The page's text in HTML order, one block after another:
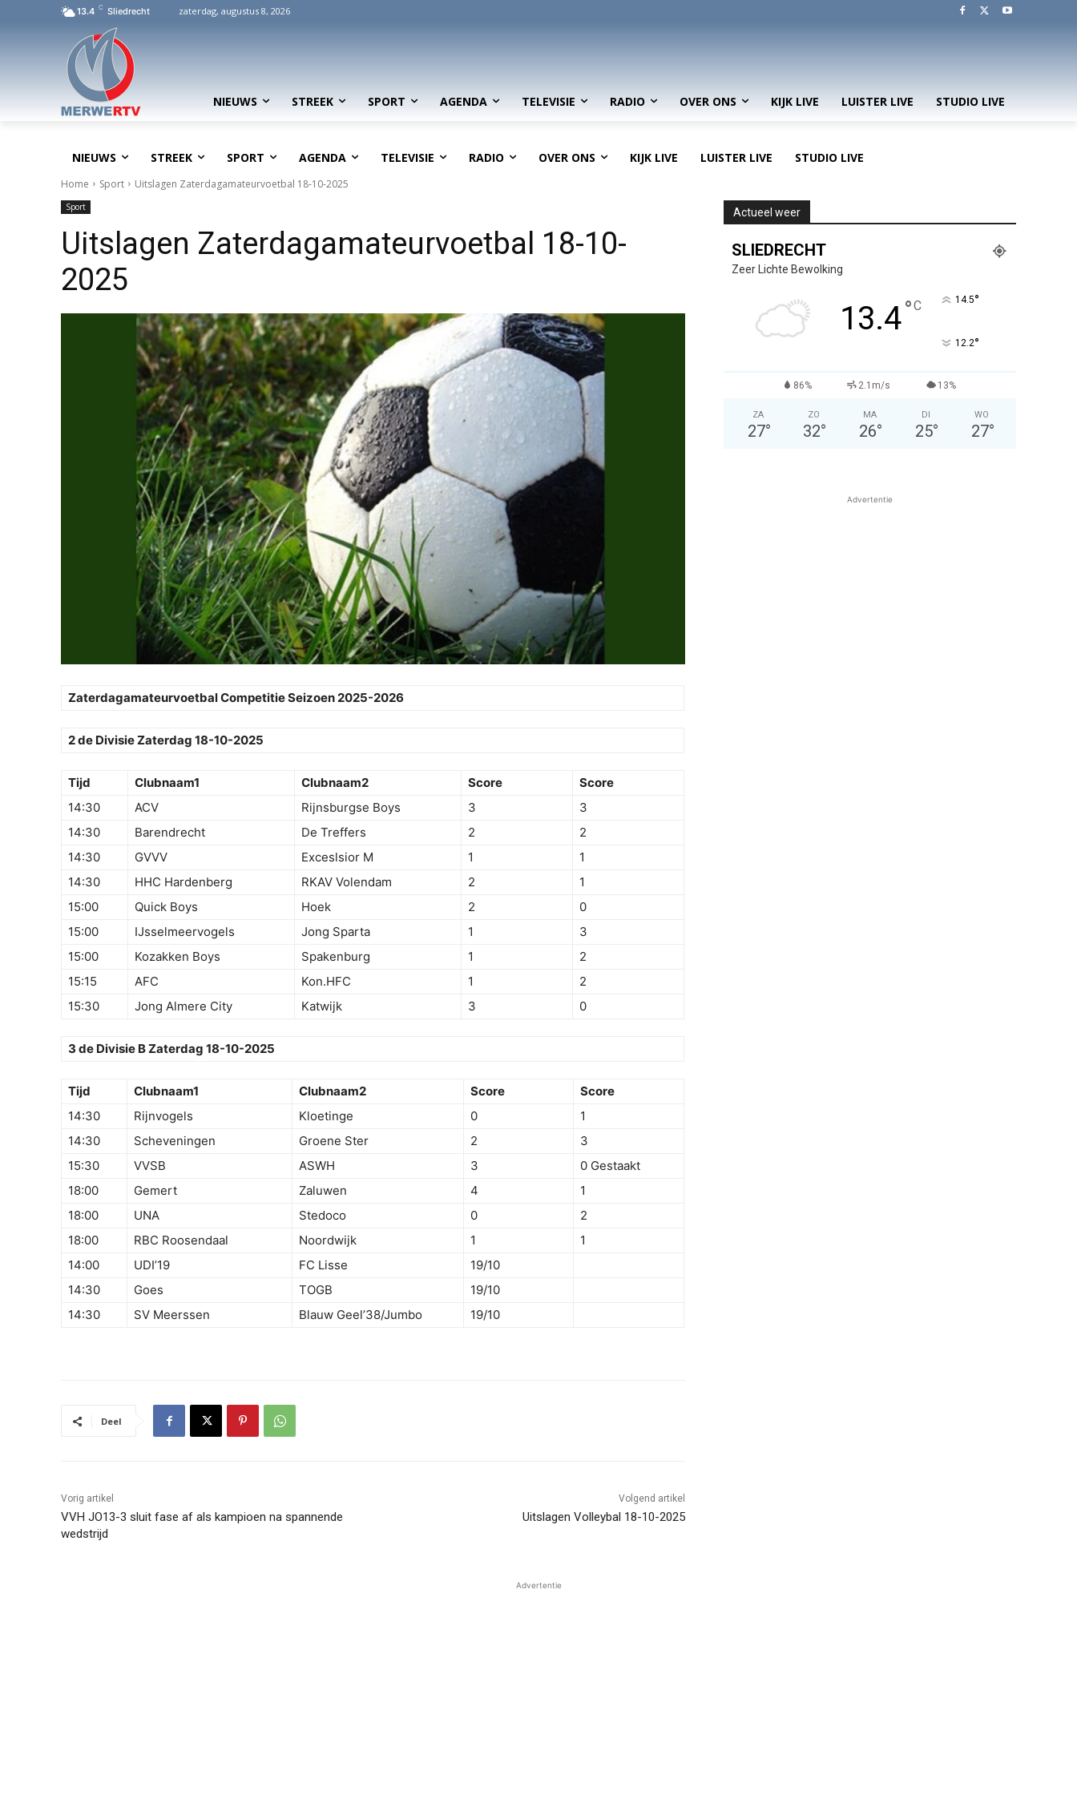
13.4 C Sliedrecht zaterdag, augustus 8, 2026
NIEUWS STREEK SPORT AGENDA TELEVISIE RADIO OVER ONS KIJK LIVE LUISTER LIVE STUDIO LIVE
NIEUWS STREEK SPORT AGENDA TELEVISIE RADIO OVER ONS KIJK LIVE LUISTER LIVE STUDIO LIVE
Home Sport Uitslagen Zaterdagamateurvoetbal 18-10-2025
Sport
Uitslagen Zaterdagamateurvoetbal 18-10-
2025
Zaterdagamateurvoetbal Competitie Seizoen 2025-2026
2 de Divisie Zaterdag 18-10-2025
Tijd Clubnaam1 Clubnaam2 Score
Score
14:30
ACV Rijnsburgse Boys 3
3
14:30
Barendrecht De Treffers 2
2
14:30
GVVV Exceslsior M 1
1
14:30
HHC Hardenberg RKAV Volendam 2
1
15:00
Quick Boys Hoek 2
0
15:00
IJsselmeervogels Jong Sparta 1
3
15:00
Kozakken Boys Spakenburg 1
2
15:15
AFC Kon.HFC 1
2
15:30
Jong Almere City Katwijk 3 0
3 de Divisie B Zaterdag 18-10-2025
Tijd Clubnaam1 Clubnaam2 Score
Score
14:30
Rijnvogels Kloetinge 0
1
14:30
Scheveningen Groene Ster 2
3
15:30
VVSB ASWH 3
0 Gestaakt
18:00
Gemert Zaluwen 4
1
18:00
UNA Stedoco 0
2
18:00
RBC Roosendaal Noordwijk 1
1
14:00
UDI’19 FC Lisse
19/10
14:30
Goes TOGB
19/10
14:30
SV Meerssen Blauw Geel’38/Jumbo 19/10
Deel
Vorig artikel
VVH JO13-3 sluit fase af als kampioen na spannende
wedstrijd
Volgend artikel
Uitslagen Volleybal 18-10-2025
Actueel weer
SLIEDRECHT
Zeer Lichte Bewolking
13.4°C 14.5°
12.2°
86% 2.1m/s 13%
ZA
27°
ZO
32°
MA
26°
DI
25°
WO
27°
Advertentie
Advertentie